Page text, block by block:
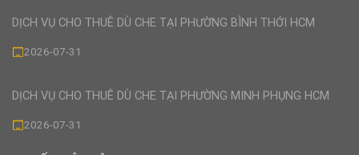
DỊCH VỤ CHO THUÊ DÙ CHE TẠI PHƯỜNG BÌNH THỚI HCM
2026-07-31
DỊCH VỤ CHO THUÊ DÙ CHE TẠI PHƯỜNG MINH PHỤNG HCM
2026-07-31